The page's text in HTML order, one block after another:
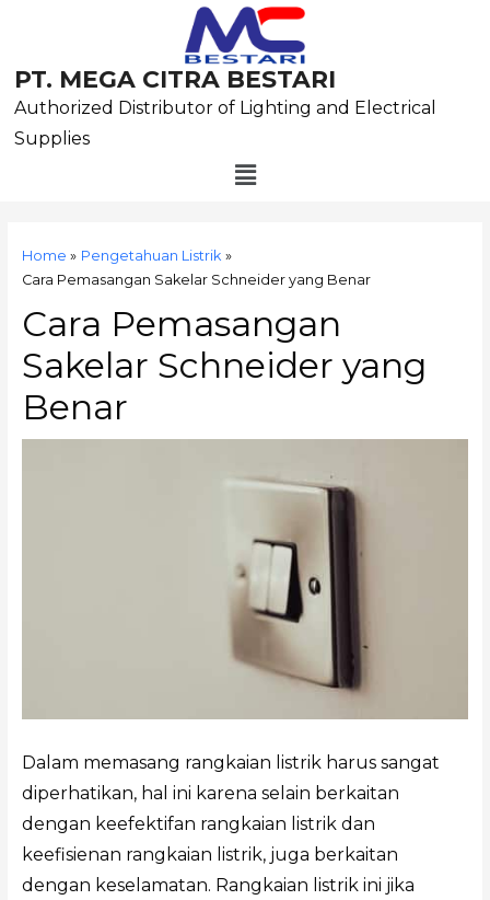
PT. MEGA CITRA BESTARI
Authorized Distributor of Lighting and Electrical
Supplies
Menu
Home
Pengetahuan Listrik
Cara Pemasangan Sakelar Schneider yang Benar
Cara Pemasangan
Sakelar Schneider yang
Benar
Dalam memasang rangkaian listrik harus sangat
diperhatikan, hal ini karena selain berkaitan
dengan keefektifan rangkaian listrik dan
keefisienan rangkaian listrik, juga berkaitan
dengan keselamatan. Rangkaian listrik ini jika